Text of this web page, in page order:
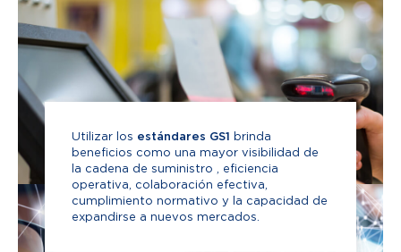
+ 20 sectores utilizan el Sistema de
Estándares Globales.
Utilizar los estándares GS1 brinda
beneficios como una mayor visibilidad de
la cadena de suministro , eficiencia
operativa, colaboración efectiva,
cumplimiento normativo y la capacidad de
expandirse a nuevos mercados.